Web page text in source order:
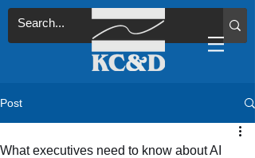
Post
What executives need to know about AI